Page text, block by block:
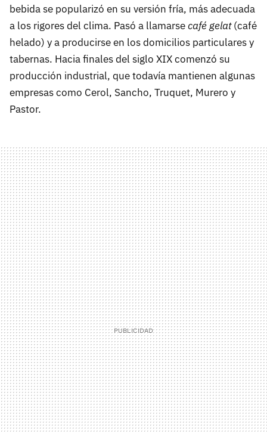
bebida se popularizó en su versión fría, más adecuada
a los rigores del clima. Pasó a llamarsecafé gelat(café
helado) y a producirse en los domicilios particulares y
tabernas. Hacia finales del siglo XIX comenzó su
producción industrial, que todavía mantienen algunas
empresas como Cerol, Sancho, Truquet, Murero y
Pastor.